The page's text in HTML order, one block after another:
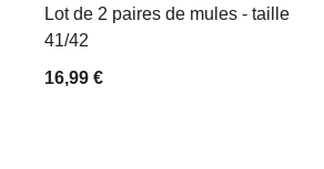
Lot de 2 paires de mules - taille
41/42
16,99 €